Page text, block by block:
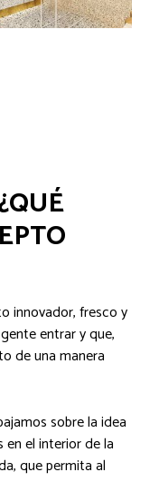
innovador, fresco y
entrar y que,
de una manera
sobre la idea
el interior de la
que permita al